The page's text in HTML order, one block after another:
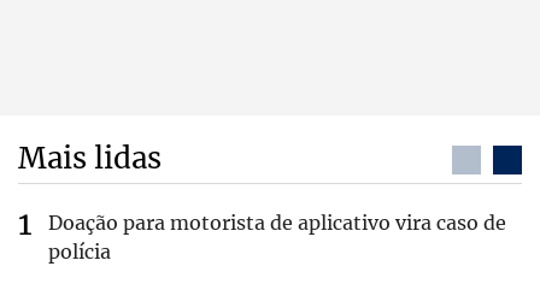
Mais lidas
Doação para motorista de aplicativo vira caso de
polícia